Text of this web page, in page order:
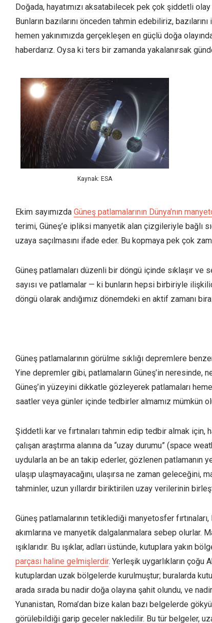
Doğada, hayatımızı aksatabilecek pek çok şiddetli
Bunların bazılarını önceden tahmin edebiliriz,
hemen yakınımızda gerçekleşen en güçlü doğa
haberdarız. Oysa ki ters bir zamanda yakalanırsak
Kaynak: ESA
Ekim sayımızda Güneş patlamalarının Dünya’nın
terimi, Güneş’e ipliksi manyetik alan çizgileriyle bağlı
uzaya saçılmasını ifade eder. Bu kopmaya pek çok
Güneş patlamaları düzenli bir döngü içinde sıklaşır
sayısı ve patlamalar — ki bunların hepsi birbiriyle
döngü olarak andığımız dönemdeki en aktif zamanı
Güneş patlamalarının görülme sıklığı depremlere
Yine depremler gibi, patlamaların Güneş’in neresinde,
Güneş’in yüzeyini dikkatle gözleyerek patlamaları
saatler veya günler içinde tedbirler almamız mümkün
Şiddetli kar ve fırtınaları tahmin edip tedbir almak için,
çalışan araştırma alanına da “uzay durumu” (space
uydularla an be an takip ederler, gözlenen patlamanın
ulaşıp ulaşmayacağını, ulaşırsa ne zaman geleceğini,
tahminler, uzun yıllardır biriktirilen uzay verilerinin
Güneş patlamalarının tetiklediği manyetosfer
akımlarına ve manyetik dalgalanmalara sebep olurlar.
ışıklarıdır. Bu ışıklar, adları üstünde, kutuplara yakın
parçası haline gelmişlerdir. Yerleşik uygarlıkların çoğu
kutuplardan uzak bölgelerde kurulmuştur; buralarda
arada sırada bu nadir doğa olayına şahit olundu, ve
Yunanistan, Roma’dan bize kalan bazı belgelerde
görülebildiği garip geceler nakledilir. Bu tür belgeler,